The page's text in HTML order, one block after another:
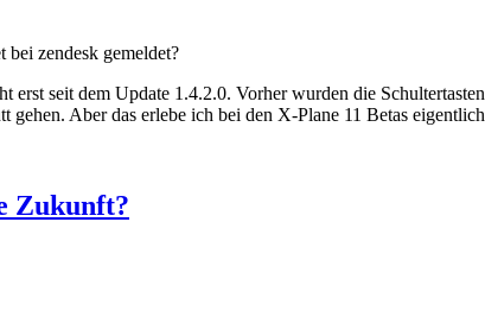
zendesk gemeldet?
erst seit dem Update 1.4.2.0. Vorher wurden die
Aber das erlebe ich bei den X-Plane 11 Betas
Zukunft?